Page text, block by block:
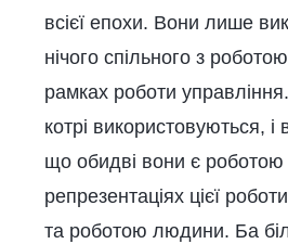
всієї епохи. Вони лише
нічого спільного з
рамках роботи
котрі використовуються,
що обидві вони є роботою
репрезентаціях цієї
та роботою людини. Ба